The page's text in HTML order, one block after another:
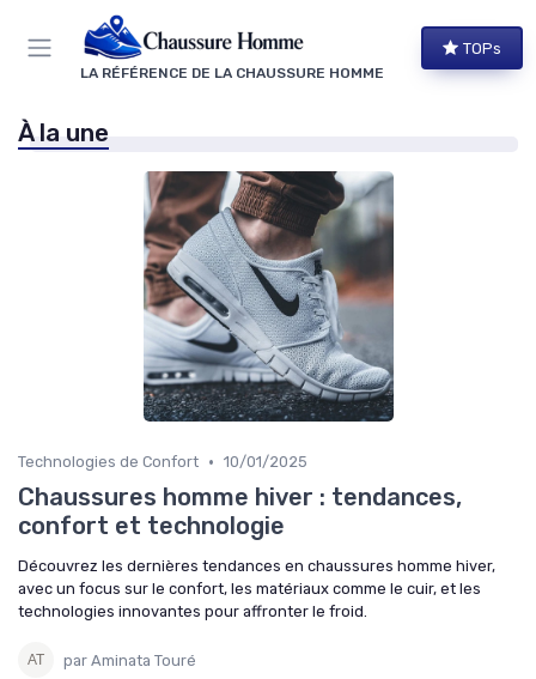
LA RÉFÉRENCE DE LA CHAUSSURE HOMME
TOPs
À la une
Technologies de Confort • 10/01/2025
Chaussures homme hiver : tendances,
confort et technologie
Découvrez les dernières tendances en chaussures homme hiver,
avec un focus sur le confort, les matériaux comme le cuir, et les
technologies innovantes pour affronter le froid.
par Aminata Touré
Panneau de gestion des cookies